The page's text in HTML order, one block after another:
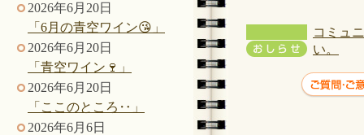
2026年6月20日
「6月の青空ワイン😘」
2026年6月20日
「青空ワイン🍷」
2026年6月20日
「ここのところ‥」
2026年6月6日
コミュ
い。